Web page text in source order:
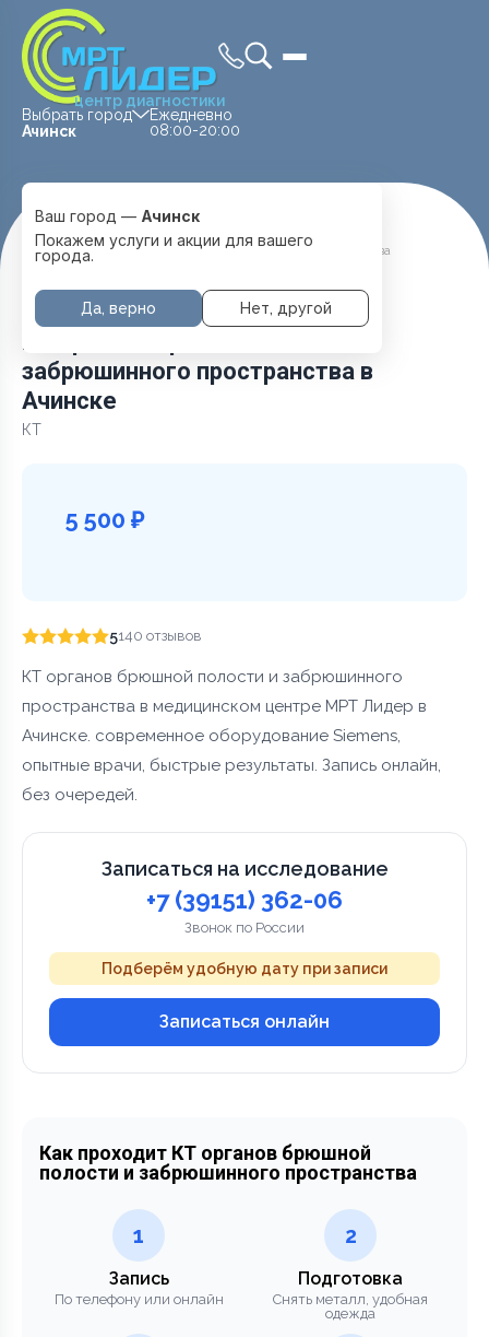
центр диагностики
Выбрать город
Ачинск
Ежедневно
08:00-20:00
Ваш город — Ачинск
Покажем услуги и акции для вашего
города.
Да, верно Нет, другой
Главная Услуги и цены
КТ органов брюшной полости и забрюшинного пространства
забрюшинного пространства в
Ачинске
КТ
5 500 ₽
5140 отзывов
КТ органов брюшной полости и забрюшинного
пространства в медицинском центре МРТ Лидер в
Ачинске. современное оборудование Siemens,
опытные врачи, быстрые результаты. Запись онлайн,
без очередей.
Записаться на исследование
+7 (39151) 362-06
Звонок по России
Подберём удобную дату при записи
Записаться онлайн
Как проходит КТ органов брюшной
полости и забрюшинного пространства
1
Запись
По телефону или онлайн
2
Подготовка
Снять металл, удобная
одежда